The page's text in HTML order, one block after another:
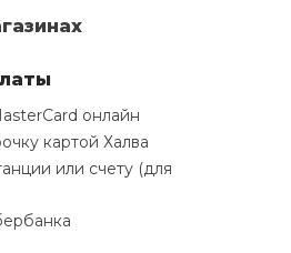
онлайн
картой Халва
или счету (для